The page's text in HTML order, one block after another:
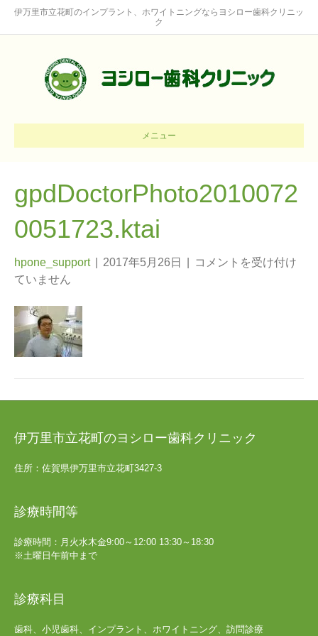
伊万里市立花町のインプラント、ホワイトニングならヨシロー歯科クリニッ
ク
メニュー
gpdDoctorPhoto2010072
0051723.ktai
hpone_support 2017年5月26日
コメントを受け付け
ていません
伊万里市立花町のヨシロー歯科クリニック
住所：佐賀県伊万里市立花町3427-3
診療時間等
診療時間：月火水木金9:00～12:00 13:30～18:30
※土曜日午前中まで
診療科目
歯科、小児歯科、インプラント、ホワイトニング、訪問診療